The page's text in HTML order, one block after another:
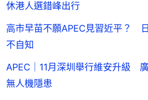
休港人選錯峰出行
高市早苗不願APEC見習近平？
不自知
APEC｜11月深圳舉行維安升級
無人機隱患